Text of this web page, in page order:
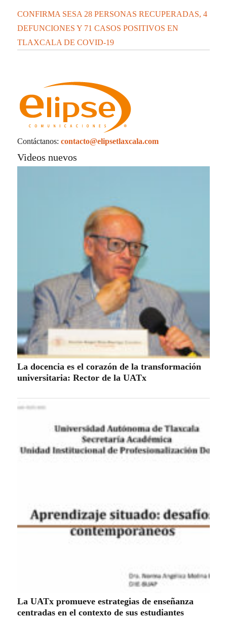
CONFIRMA SESA 28 PERSONAS RECUPERADAS, 4
DEFUNCIONES Y 71 CASOS POSITIVOS EN
TLAXCALA DE COVID-19
Contáctanos: contacto@elipsetlaxcala.com
Videos nuevos
La docencia es el corazón de la transformación
universitaria: Rector de la UATx
La UATx promueve estrategias de enseñanza
centradas en el contexto de sus estudiantes